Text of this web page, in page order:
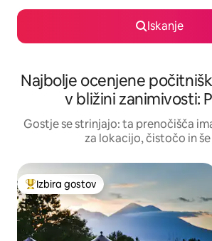
Iskanje
Najbolje ocenjene
v bližini zanimivosti:
Gostje se strinjajo: ta prenočišča
za lokacijo, čistočo in še
Najbolj priljubljena prenočišča z značko
Izbira gostov